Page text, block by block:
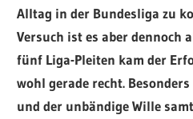
Alltag in der Bundesliga zu
Versuch ist es aber dennoch
fünf Liga-Pleiten kam der
wohl gerade recht.
und der unbändige Wille